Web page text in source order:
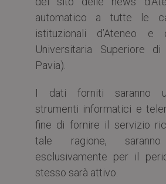
automatico a tutte le
istituzionali d’Ateneo e
Universitaria Superiore
Pavia).
I dati forniti saranno
strumenti informatici e
fine di fornire il servizio
tale ragione, saranno
esclusivamente per il
stesso sarà attivo.